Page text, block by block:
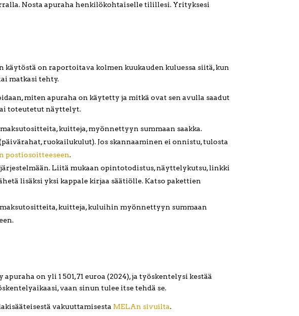
Nosta apuraha henkilökohtaiselle tilillesi. Yrityksesi
on raportoitava kolmen kuukauden kuluessa siitä, kun
matkasi tehty.
miten apuraha on käytetty ja mitkä ovat sen avulla saadut
toteutetut näyttelyt.
kuitteja, myönnettyyn summaan saakka.
ruokailukulut). Jos skannaaminen ei onnistu, tulosta
postiosoitteeseen.
Liitä mukaan opintotodistus, näyttelykutsu, linkki
lisäksi yksi kappale kirjaa säätiölle. Katso pakettien
kuitteja, kuluihin myönnettyyn summaan
on yli 1 501,71 euroa (2024), ja työskentelysi kestää
vaan sinun tulee itse tehdä se.
vakuuttamisesta MELAn sivuilta.